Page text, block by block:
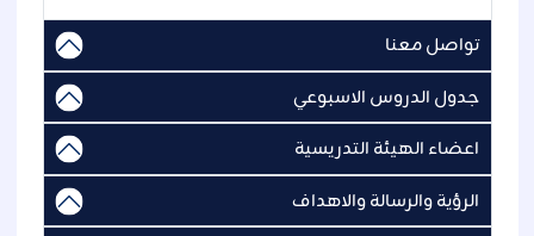
تواصل معنا
جدول الدروس الاسبوعي
اعضاء الهيئة التدريسية
الرؤية والرسالة والاهداف